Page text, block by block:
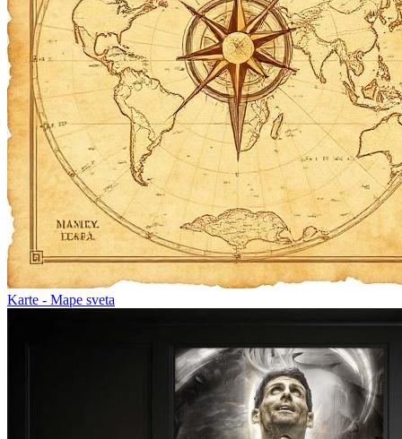
Karte - Mape sveta